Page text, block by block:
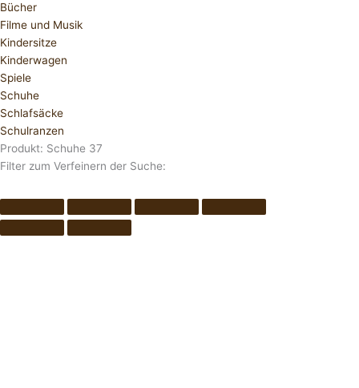
Bücher
Filme und Musik
Kindersitze
Kinderwagen
Spiele
Schuhe
Schlafsäcke
Schulranzen
Produkt: Schuhe 37
Filter zum Verfeinern der Suche: